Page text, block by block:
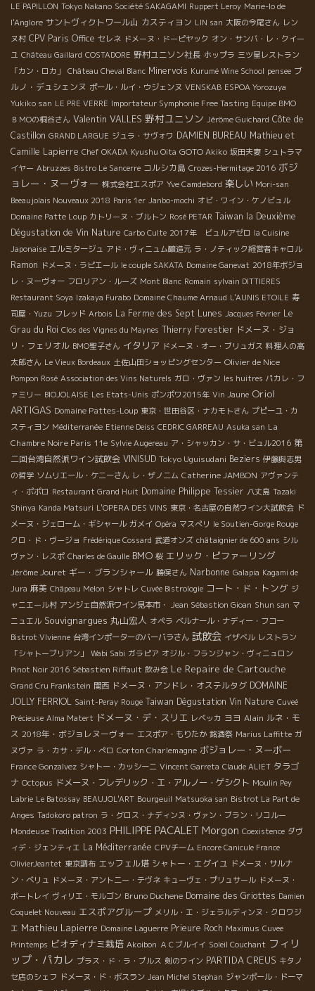
LE PAPILLON Tokyo Nakano Société SAKAGAMI Ruppert Leroy Marie-lo de
l'Anglore サントヴィクトワール山 カスティヨン LIN san 大阪の今尾さん レン
ヌ村 CPV Paris Office セレネ ドメーヌ・ドーピヤック オン・サンバ・レ・クイー
ユ Château Gaillard COSTADORE 野村ユニソン社長 ホップラ 三ツ星レストラン
「カン・ロカ」
Château Cheval Blanc Minervois Kurumé Wine School pensee ブ
ルノ・デュシェンヌ ポール・ルイ・ウジェンヌ VENSKAB ESPOA Yorozuya
Yukiko san LE PRE VERRE Importateur Symphonie Free Tasting Equipe BMO
ＢＭОの桐谷さん Valentin VALLES 野村ユニソン Jérôme Guichard Côte de
Castillon GRAND LARGUE ジュラ・サヴォワ DAMIEN BUREAU Mathieu et
Camille Lapierre Chef OKADA Kyushu Oita GOTO Akiko 坂田夫妻 シュトラマ
イヤー Abruzzes Bistro Le Sancerre コルシカ島 Crozes-Hermitage 2016 ボジ
ョレー・ヌーヴォー 株式会社エスポア Yve Camdebord 楽しい Mori-san
Beeaujolais Nouveaux 2018 Paris 1er Janbo-mochi オビ・ワイン・ケノビュル
Domaine Patte Loup カトリーヌ・ブルトン Rosé PETAR Taiwan la Deuxième
Dégustation de Vin Nature Carbo Culte 2017年 ビュルアゼロ la Cuisine
Japonaise エルミタージュ アド・ヴィニュム醸造元 ラ・ノティック経営者キャロル
Ramon ドメーヌ・ラピエール le couple SAKATA Domaine Ganevat 2018年ボジョ
レ・ヌーヴォー フロリアン・ルーズ Mont Blanc Romain sylvain DITTIERES
Restaurant Soya Izakaya Furabo Domaine Chaume Arnaud L'AUNIS ETOILE 寿
司屋・Yuzu フレッド Arbois La Ferme des Sept Lunes Jacques Février Le
Grau du Roi Clos des Vignes du Maynes Thierry Forestier ドメーヌ・ジョ
リ・フェリオル BMO聖子さん イタリア ドメーヌ・オー・ブリュガス 料理人の高
太郎さん Le Vieux Bordeaux 土佐山田ショッピングセンター Olivier de Nice
Pompon Rosé Association des Vins Naturels ガロ・ヴァン les huitres パカレ・フ
ァミリー BIOJOLAISE Les Etats-Unis ポンポワ2015年 Vin Jaune Oriol
ARTIGAS Domaine Pattes-Loup 東京・世田谷区・ナカモトさん プピーユ・カ
スティヨン Méditerranée Etienne Deiss CEDRIC GARREAU Asuka san La
Chambre Noire Paris 11e Sylvie Augereau ア・シャッカン・サ・ビュル2016 第
二回台湾自然派ワイン試飲会 VINISUD Tokyo Uguisudani Beziers 伊藤與志男
の哲学 ソムリエール・ケニーさん レ・ザノ二ム Catherine JAMBON アヴァンテ
ィ・ポポロ Restaurant Grand Huit Domaine Philippe Tessier 八丈島 Tazaki
Shinya Kanda Matsuri L'OPERA DES VINS 東京・名古屋の自然ワイン大試飲会 ド
メーヌ・ジェローム・ギシャール ガメイ Opéra マスぺリ le Soutien-Gorge Rouge
クロ・ド・ヴージョ Frédérique Cossard 武道オンズ châtaignier de 600 ans シル
ヴァン・レスポ Charles de Gaulle BMO 桜 エリック・ピファーリング
Jérôme Jouret ギー・ブランシャール 勝俣さん Narbonne Galapia Kagami de
Jura 麻美 Châpeau Melon シャトレ Cuvée Bistrologie コート・ド・トング ジ
ャニエール村 アンジェ自然派ワイン見本市・ Jean Sébastion Gioan Shun san マ
ニュエル Souvignargues 丸山宏人 オペラ ベルナール・ナディー・フコー
Bistrot VIvienne 台湾インポーターのバーバラさん 試飲会 イザベル レストラン
「シャトーブリアン」
Wabi Sabi ガラピア オジル・フランジャン・ヴィニュロン
Pinot Noir 2016 Sébastien Riffault 飲み会 Le Repaire de Cartouche
Grand Cru Frankstein 関西 ドメーヌ・アンドレ・オステルタグ DOMAINE
JOLLY FERRIOL Saint-Peray Rouge Taiwan Dégustation Vin Nature Cuveé
Précieuse Alma Matert ドメーヌ・デ・スリエ レベッカ ヨヨ Alain ルネ・モ
ス 2018年・ボジョレヌーヴォー エスポア・もりたか 銘酒祭 Marius Laffitte ガ
ヌヴァ ラ・カサ・デル・ぺロ Corton Charlemagne ボジョレー・ヌーボー
France Gonzalvez シャトー・カッシーニ Vincent Garreta Claude ALIET タラゴ
ナ Octopus ドメーヌ・フレデリック・エ・アルノー・ゲシクト Moulin Pey
Labrie Le Batossay BEAUJOL'ART Bourgeuil Matsuoka san Bistrot La Part de
Anges Tadokoro patron ラ・グロス・ナディンヌ・ヴァン・ブラン・リコルー
Mondeuse Tradition 2003 PHILIPPE PACALET Morgon Coexistence ダヴ
ィデ・ジェンティエ La Méditerranée CPVチーム Encore Canicule France
OlivierJeantet 東京調布 エッフェル塔 シャトー・エグイユ ドメーヌ・サルナ
ン・ベリュ ドメーヌ・アント二ー・テヴネ キューヴェ・プリュサール ドメーヌ・
ボートレイ ヴィリエ・モルゴン Bruno Duchene Domaine des Griottes Damien
Coquelet Nouveau エスポアグループ メリル・エ・ジェラルディンヌ・クロワジ
エ Mathieu Lapierre Domaine Laguerre Prieure Roch Maximus Cuvee
Printemps ビオディナミ栽培 Akoibon ＡＣブルイイ Soleil Couchant フィリ
ップ・パカレ プラス・ド・ラ・ブルス 剣のワイン PARTIDA CREUS キタノ
セ店のシェフ ドメーヌ・ド・ボスラン Jean Michel Stephan ジャンポール・ドーマ